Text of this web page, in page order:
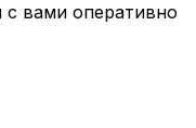
с вами оперативно